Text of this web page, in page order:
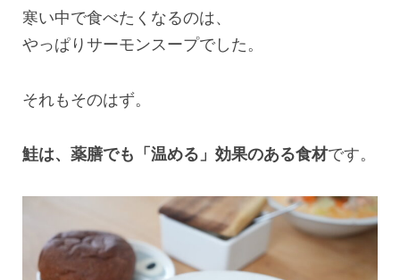
寒い中で食べたくなるのは、
やっぱりサーモンスープでした。
それもそのはず。
鮭は、薬膳でも「温める」効果のある食材です。